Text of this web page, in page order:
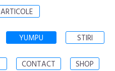
ARTICOLE
YUMPU STIRI
CONTACT SHOP